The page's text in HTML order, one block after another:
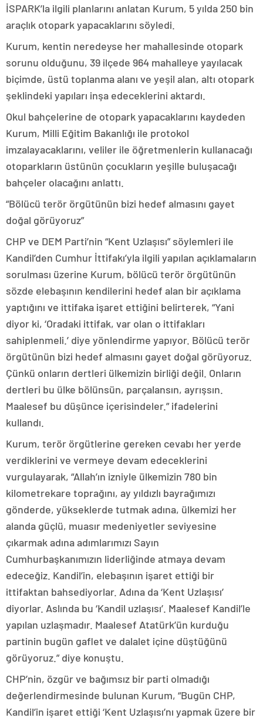
İSPARK’la ilgili planlarını anlatan Kurum, 5 yılda 250 bin
araçlık otopark yapacaklarını söyledi.
Kurum, kentin neredeyse her mahallesinde otopark
sorunu olduğunu, 39 ilçede 964 mahalleye yayılacak
biçimde, üstü toplanma alanı ve yeşil alan, altı otopark
şeklindeki yapıları inşa edeceklerini aktardı.
Okul bahçelerine de otopark yapacaklarını kaydeden
Kurum, Milli Eğitim Bakanlığı ile protokol
imzalayacaklarını, veliler ile öğretmenlerin kullanacağı
otoparkların üstünün çocukların yeşille buluşacağı
bahçeler olacağını anlattı.
“Bölücü terör örgütünün bizi hedef almasını gayet
doğal görüyoruz”
CHP ve DEM Parti’nin “Kent Uzlaşısı” söylemleri ile
Kandil’den Cumhur İttifakı’yla ilgili yapılan açıklamaların
sorulması üzerine Kurum, bölücü terör örgütünün
sözde elebaşının kendilerini hedef alan bir açıklama
yaptığını ve ittifaka işaret ettiğini belirterek, “Yani
diyor ki, ‘Oradaki ittifak, var olan o ittifakları
sahiplenmeli.’ diye yönlendirme yapıyor. Bölücü terör
örgütünün bizi hedef almasını gayet doğal görüyoruz.
Çünkü onların dertleri ülkemizin birliği değil. Onların
dertleri bu ülke bölünsün, parçalansın, ayrışsın.
Maalesef bu düşünce içerisindeler.” ifadelerini
kullandı.
Kurum, terör örgütlerine gereken cevabı her yerde
verdiklerini ve vermeye devam edeceklerini
vurgulayarak, “Allah’ın izniyle ülkemizin 780 bin
kilometrekare toprağını, ay yıldızlı bayrağımızı
gönderde, yükseklerde tutmak adına, ülkemizi her
alanda güçlü, muasır medeniyetler seviyesine
çıkarmak adına adımlarımızı Sayın
Cumhurbaşkanımızın liderliğinde atmaya devam
edeceğiz. Kandil’in, elebaşının işaret ettiği bir
ittifaktan bahsediyorlar. Adına da ‘Kent Uzlaşısı’
diyorlar. Aslında bu ‘Kandil uzlaşısı’. Maalesef Kandil’le
yapılan uzlaşmadır. Maalesef Atatürk’ün kurduğu
partinin bugün gaflet ve dalalet içine düştüğünü
görüyoruz.” diye konuştu.
CHP’nin, özgür ve bağımsız bir parti olmadığı
değerlendirmesinde bulunan Kurum, “Bugün CHP,
Kandil’in işaret ettiği ‘Kent Uzlaşısı’nı yapmak üzere bir